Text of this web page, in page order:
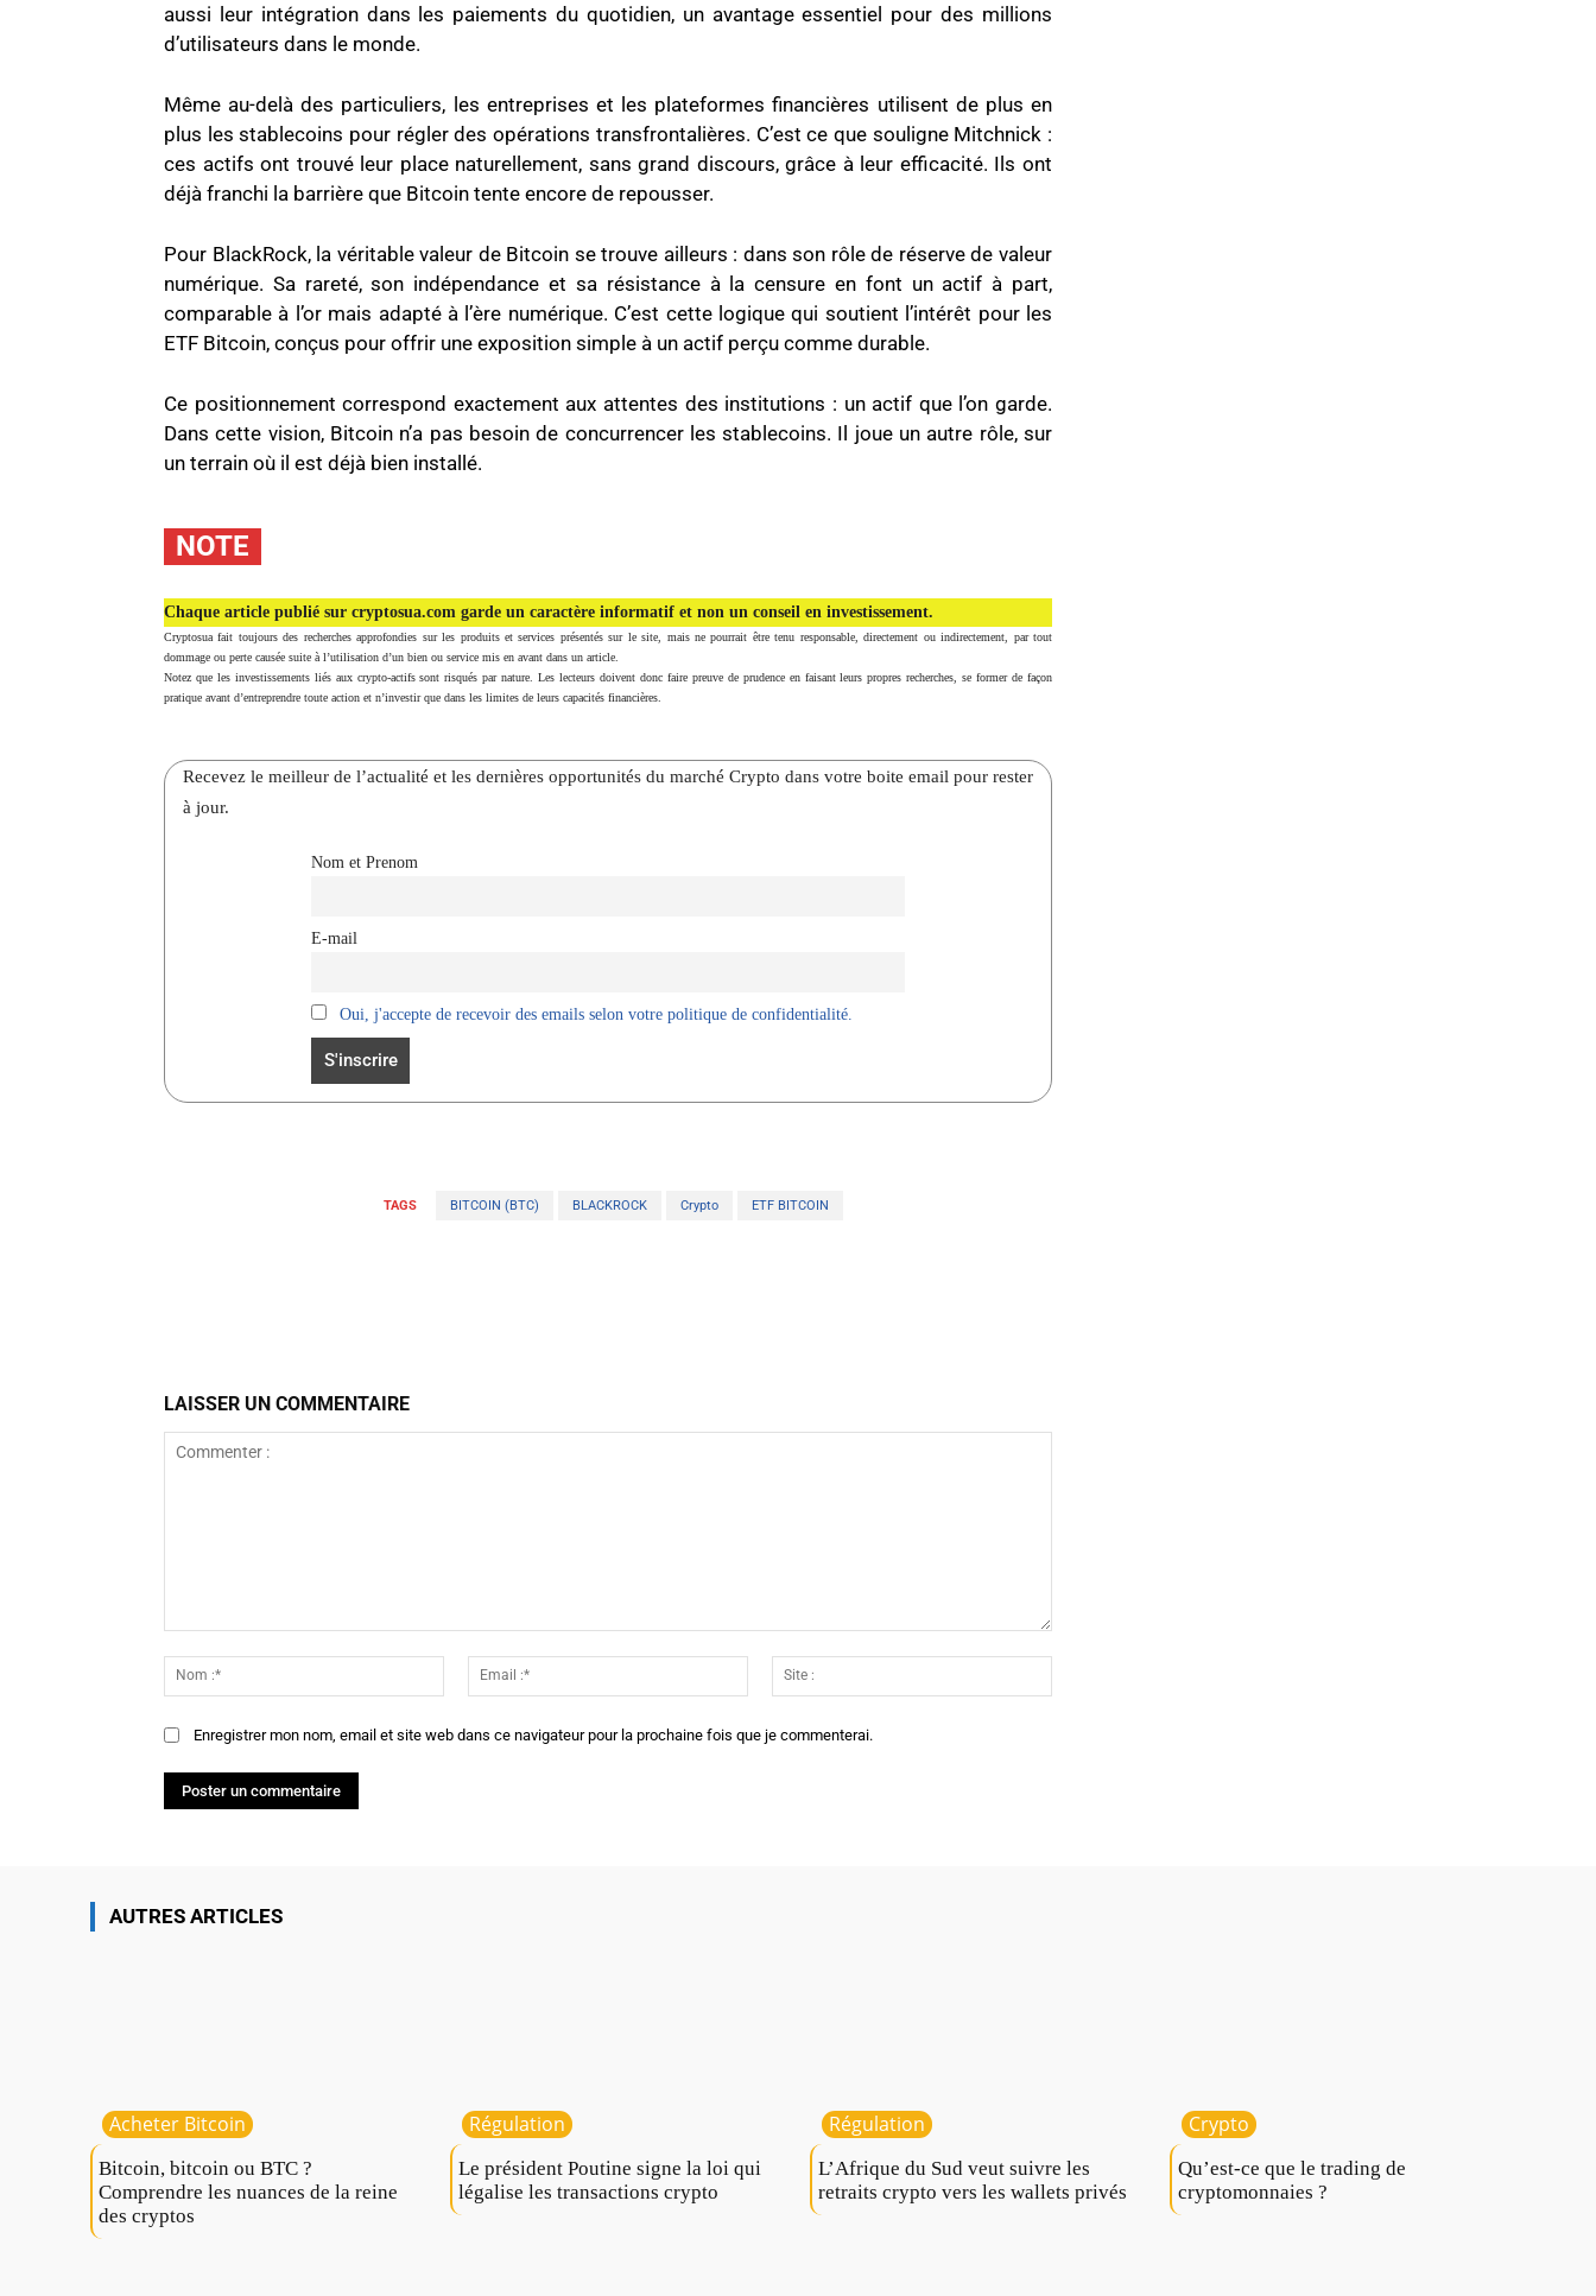
aussi leur intégration dans les paiements du quotidien, un avantage essentiel pour des millions
d’utilisateurs dans le monde.
Même au-delà des particuliers, les entreprises et les plateformes financières utilisent de plus en
plus les stablecoins pour régler des opérations transfrontalières. C’est ce que souligne Mitchnick :
ces actifs ont trouvé leur place naturellement, sans grand discours, grâce à leur efficacité. Ils ont
déjà franchi la barrière que Bitcoin tente encore de repousser.
Pour BlackRock, la véritable valeur de Bitcoin se trouve ailleurs : dans son rôle de réserve de valeur
numérique. Sa rareté, son indépendance et sa résistance à la censure en font un actif à part,
comparable à l’or mais adapté à l’ère numérique. C’est cette logique qui soutient l’intérêt pour les
ETF Bitcoin, conçus pour offrir une exposition simple à un actif perçu comme durable.
Ce positionnement correspond exactement aux attentes des institutions : un actif que l’on garde.
Dans cette vision, Bitcoin n’a pas besoin de concurrencer les stablecoins. Il joue un autre rôle, sur
un terrain où il est déjà bien installé.
NOTE
Chaque article publié sur cryptosua.com garde un caractère informatif et non un conseil en investissement.
Cryptosua fait toujours des recherches approfondies sur les produits et services présentés sur le site, mais ne pourrait être tenu responsable, directement ou indirectement, par tout
dommage ou perte causée suite à l’utilisation d’un bien ou service mis en avant dans un article.
Notez que les investissements liés aux crypto-actifs sont risqués par nature. Les lecteurs doivent donc faire preuve de prudence en faisant leurs propres recherches, se former de façon
pratique avant d’entreprendre toute action et n’investir que dans les limites de leurs capacités financières.
Recevez le meilleur de l’actualité et les dernières opportunités du marché Crypto dans votre boite email pour rester
à jour.
Nom et Prenom
E-mail
Oui, j'accepte de recevoir des emails selon votre politique de confidentialité.
TAGS BITCOIN (BTC) BLACKROCK Crypto ETF BITCOIN
LAISSER UN COMMENTAIRE
:*
Email
:*
:
Enregistrer mon nom, email et site web dans ce navigateur pour la prochaine fois que je commenterai.
AUTRES ARTICLES
Acheter Bitcoin
Bitcoin, bitcoin ou BTC ?
Comprendre les nuances de la reine
des cryptos
Régulation
Le président Poutine signe la loi qui
légalise les transactions crypto
Régulation
L’Afrique du Sud veut suivre les
retraits crypto vers les wallets privés
Crypto
Qu’est-ce que le trading de
cryptomonnaies ?